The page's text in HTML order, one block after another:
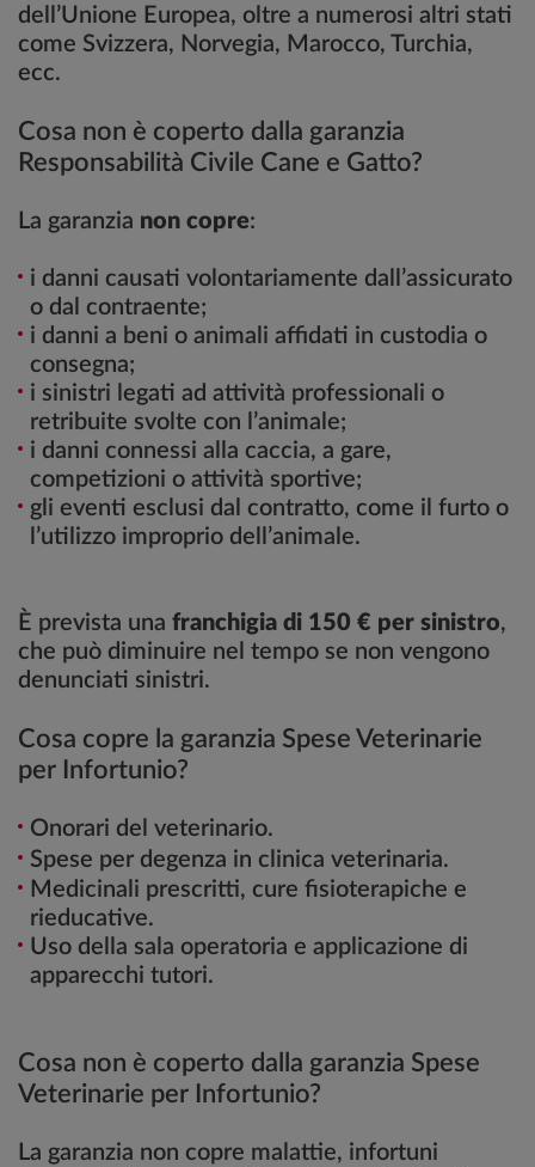
dell’Unione Europea, oltre a numerosi altri stati
come Svizzera, Norvegia, Marocco, Turchia,
ecc.
Cosa non è coperto dalla garanzia
Responsabilità Civile Cane e Gatto?
La garanzia non copre:
i danni causati volontariamente dall’assicurato
o dal contraente;
i danni a beni o animali affidati in custodia o
consegna;
i sinistri legati ad attività professionali o
retribuite svolte con l’animale;
i danni connessi alla caccia, a gare,
competizioni o attività sportive;
gli eventi esclusi dal contratto, come il furto o
l’utilizzo improprio dell’animale.
È prevista una franchigia di 150 € per sinistro,
che può diminuire nel tempo se non vengono
denunciati sinistri.
Cosa copre la garanzia Spese Veterinarie
per Infortunio?
Onorari del veterinario.
Spese per degenza in clinica veterinaria.
Medicinali prescritti, cure fisioterapiche e
rieducative.
Uso della sala operatoria e applicazione di
apparecchi tutori.
Cosa non è coperto dalla garanzia Spese
Veterinarie per Infortunio?
La garanzia non copre malattie, infortuni